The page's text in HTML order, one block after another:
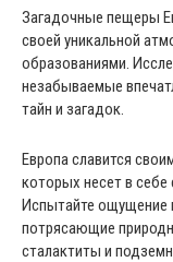
Загадочные пещеры
своей уникальной
образованиями.
незабываемые
тайн и загадок.
Европа славится
которых несет в
Испытайте ощущение
потрясающие
сталактиты и